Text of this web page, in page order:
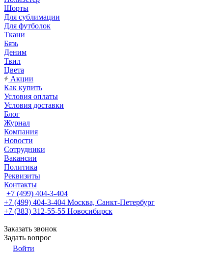
Шорты
Для сублимации
Для футболок
Ткани
Бязь
Деним
Твил
Цвета
Акции
Как купить
Условия оплаты
Условия доставки
Блог
Журнал
Компания
Новости
Сотрудники
Вакансии
Политика
Реквизиты
Контакты
+7 (499) 404-3-404
+7 (499) 404-3-404 Москва, Санкт-Петербург
+7 (383) 312-55-55 Новосибирск
Заказать звонок
Задать вопрос
Войти